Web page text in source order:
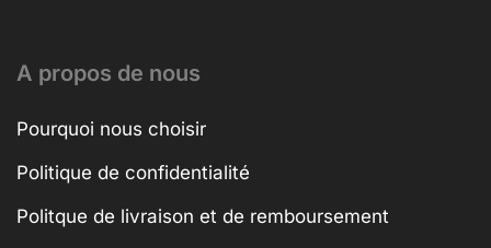
A propos de nous
Pourquoi nous choisir
Politique de confidentialité
Politque de livraison et de remboursement